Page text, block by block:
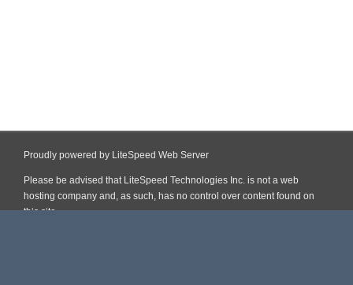
Proudly powered by LiteSpeed Web Server
Please be advised that LiteSpeed Technologies Inc. is not a web
hosting company and, as such, has no control over content found on
this site.